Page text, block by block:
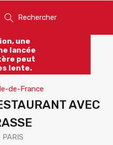
Rechercher
une
lancée
peut
lente.
de-France
AVEC